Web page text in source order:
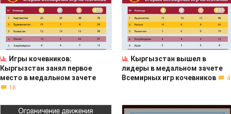
Игры кочевников:
Кыргызстан занял первое
место в медальном зачете
18
Кыргызстан вышел в
лидеры в медальном зачете
Всемирных игр кочевников
4